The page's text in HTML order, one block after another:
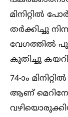
മിനിറ്റില്‍
തർക്കിച്ചു
വേഗത്തില്‍
കുതിച്ചു
74-ാം
ആണ്